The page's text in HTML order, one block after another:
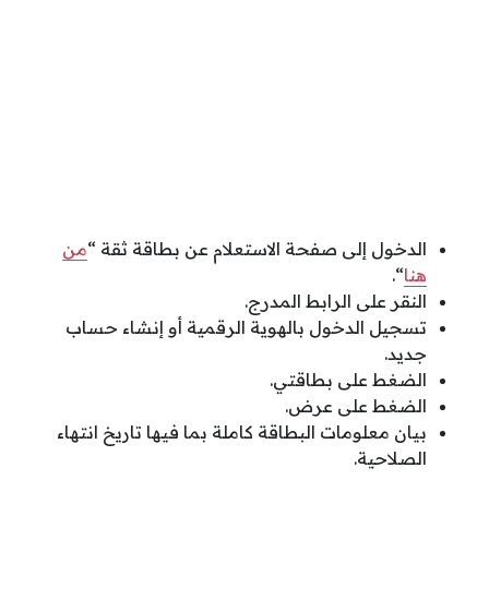
الدخول إلى صفحة الاستعلام عن بطاقة ثقة “من
هنا“.
النقر على الرابط المدرج.
تسجيل الدخول بالهوية الرقمية أو إنشاء حساب
جديد.
الضغط على بطاقتي.
الضغط على عرض.
بيان معلومات البطاقة كاملة بما فيها تاريخ انتهاء
الصلاحية.